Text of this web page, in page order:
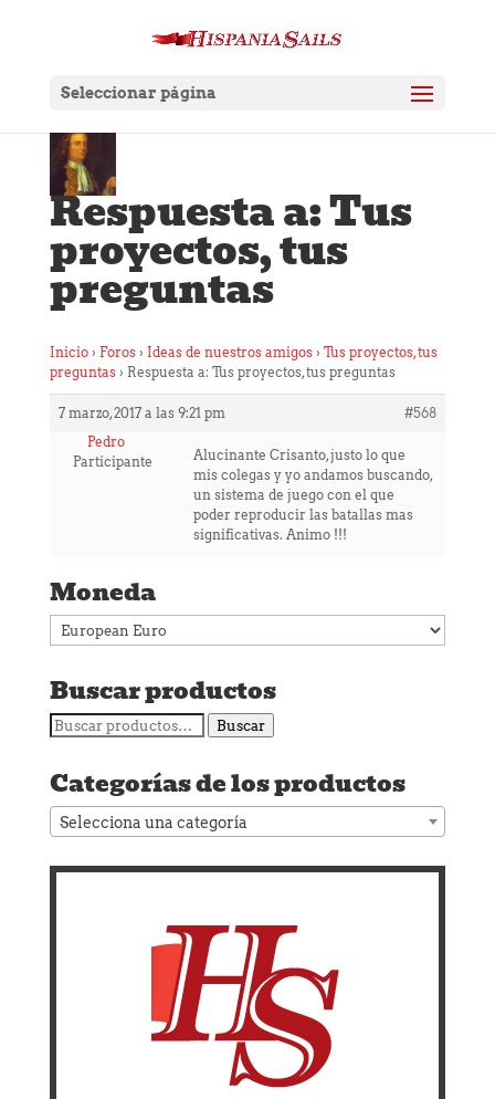
Seleccionar página
Respuesta a: Tus
proyectos, tus
preguntas
Inicio › Foros › Ideas de nuestros amigos › Tus proyectos, tus
preguntas › Respuesta a: Tus proyectos, tus preguntas
7 marzo, 2017 a las 9:21 pm
#568
Pedro
Participante
Alucinante Crisanto, justo lo que
mis colegas y yo andamos buscando,
un sistema de juego con el que
poder reproducir las batallas mas
significativas. Animo !!!
Moneda
Buscar productos
Buscar
Buscar
Categorías de los productos
Selecciona una categoría